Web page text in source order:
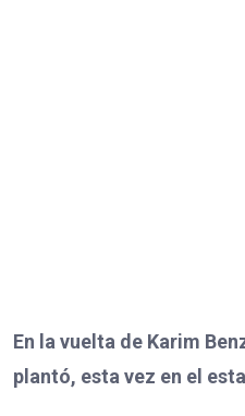
En la vuelta de Karim
plantó, esta vez en el